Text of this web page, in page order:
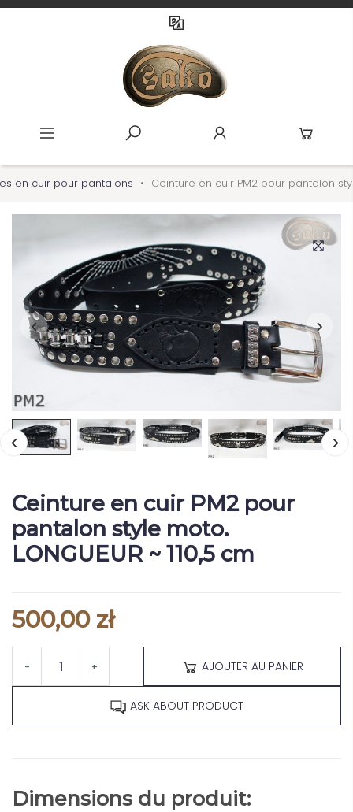
en cuir pour pantalons Ceinture en cuir PM2 pour pantalon
Ceinture en cuir PM2 pour
pantalon style moto.
LONGUEUR ~ 110,5 cm
500,00 zł
- + AJOUTER AU PANIER
ASK ABOUT PRODUCT
Dimensions du produit: